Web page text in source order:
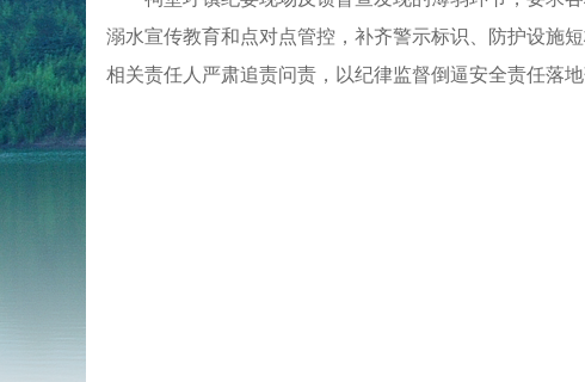
溺水宣传教育和点对点管控，补齐警示标识、防护设施
相关责任人严肃追责问责，以纪律监督倒逼安全责任落